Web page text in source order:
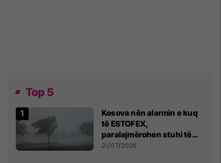
Top 5
Kosova nën alarmin e kuq
të ESTOFEX,
paralajmërohen stuhi të
fuqishme me breshër dhe
21/07/2026